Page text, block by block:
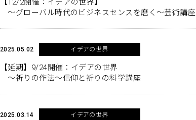
【12/2開催：イデアの世界】
～グローバル時代のビジネスセンスを磨く～芸術講座
2025.05.02 イデアの世界
【延期】9/24開催：イデアの世界
〜祈りの作法〜信仰と祈りの科学講座
2025.03.14 イデアの世界